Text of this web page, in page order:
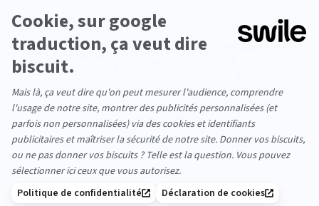
CULTURE TAF
Zoumana Camara (coach du MHSC) :